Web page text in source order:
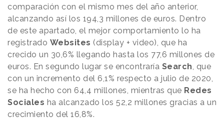
comparación con el mismo mes del año anterior,
alcanzando así los 194,3 millones de euros. Dentro
de este apartado, el mejor comportamiento lo ha
registrado Websites (display + video), que ha
crecido un 30,6% llegando hasta los 77,6 millones de
euros. En segundo lugar se encontraría Search , que
con un incremento del 6,1% respecto a julio de 2020,
se ha hecho con 64,4 millones, mientras que Redes
Sociales ha alcanzado los 52,2 millones gracias a un
crecimiento del 16,8%.